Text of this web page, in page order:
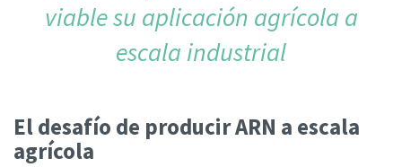
viable su aplicación agrícola a
escala industrial
El desafío de producir ARN a escala
agrícola